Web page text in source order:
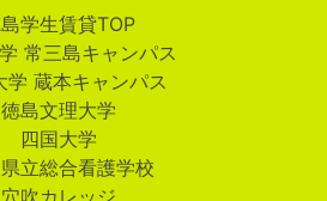
学生賃貸TOP
常三島キャンパス
学 蔵本キャンパス
徳島文理大学
四国大学
立総合看護学校